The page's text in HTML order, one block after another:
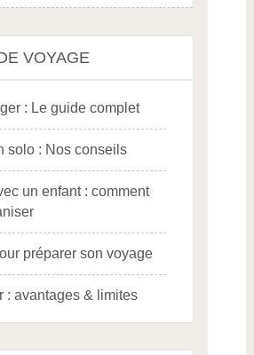
VOYAGE
: Le guide complet
solo : Nos conseils
un enfant : comment
préparer son voyage
: avantages & limites